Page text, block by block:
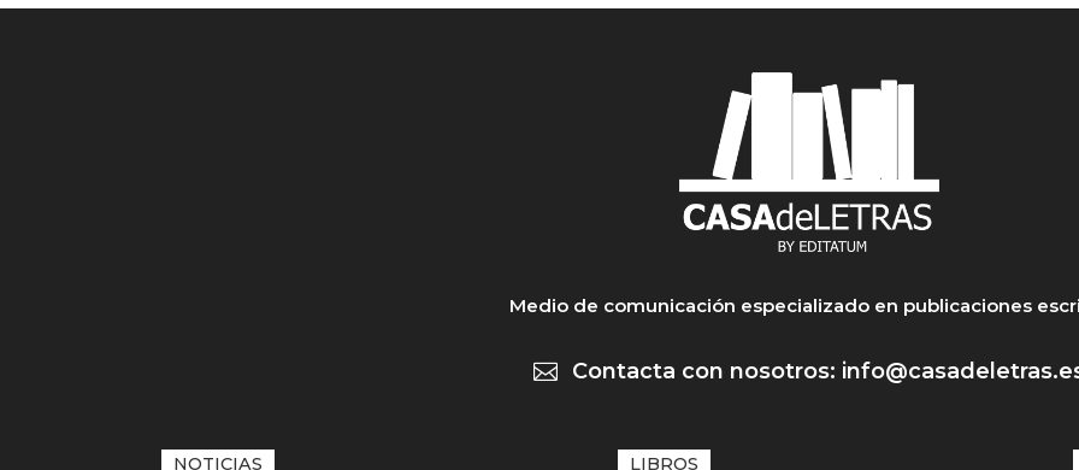
Medio de comunicación especializado en publicaciones
 Contacta con nosotros:
NOTICIAS LIBROS